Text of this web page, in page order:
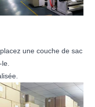
une couche de sac